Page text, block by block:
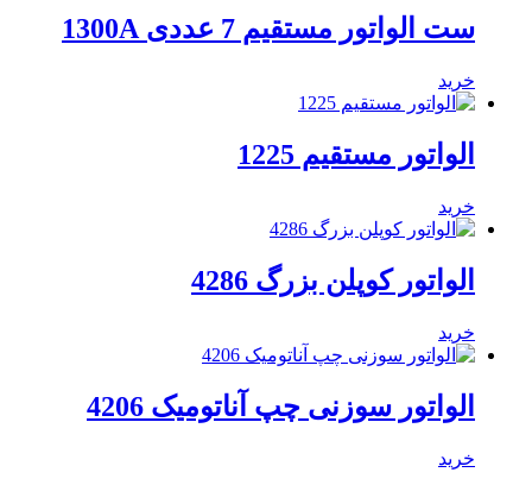
ست الواتور مستقیم 7 عددی 1300A
خرید
الواتور مستقیم 1225
خرید
الواتور کوپلن بزرگ 4286
خرید
الواتور سوزنی چپ آناتومیک 4206
خرید